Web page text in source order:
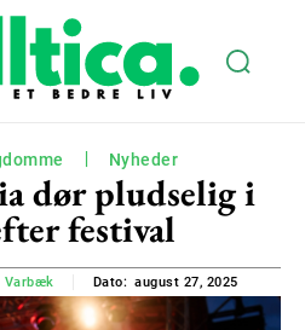
Nyheder
dør pludselig i
festival
Varbæk Dato: august 27, 2025